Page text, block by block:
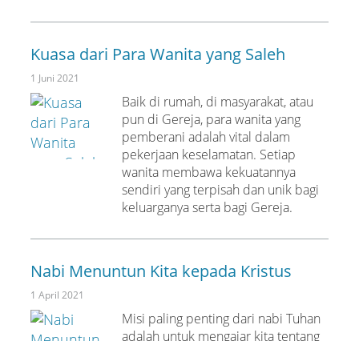
Kuasa dari Para Wanita yang Saleh
1 Juni 2021
Baik di rumah, di masyarakat, atau
pun di Gereja, para wanita yang
pemberani adalah vital dalam
pekerjaan keselamatan. Setiap
wanita membawa kekuatannya
sendiri yang terpisah dan unik bagi
keluarganya serta bagi Gereja.
Nabi Menuntun Kita kepada Kristus
1 April 2021
Misi paling penting dari nabi Tuhan
adalah untuk mengajar kita tentang